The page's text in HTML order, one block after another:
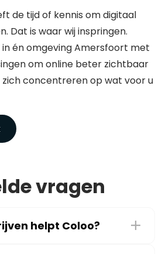
de tijd of kennis om digitaal
Dat is waar wij inspringen.
in én omgeving Amersfoort met
om online beter zichtbaar
zich concentreren op wat voor u
vragen
helpt Coloo?